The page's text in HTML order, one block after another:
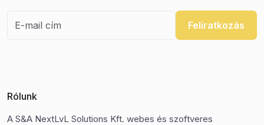
Feliratkozás
Rólunk
A S&A NextLvL Solutions Kft. webes és szoftveres